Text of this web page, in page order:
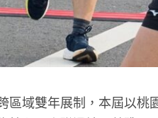
區域雙年展制，本屆以桃